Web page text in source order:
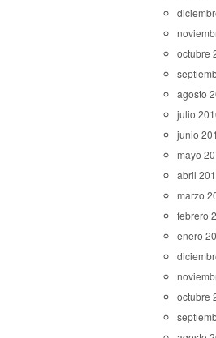
octubre
agosto
julio
junio
mayo
abril
marzo
febrero
enero
octubre